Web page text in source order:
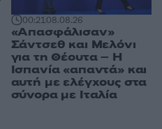
00:2108.08.26
«Απασφάλισαν»
Σάντσεθ και Μελόνι
για τη Θέουτα – Η
Ισπανία «απαντά» και
αυτή με ελέγχους στα
σύνορα με Ιταλία